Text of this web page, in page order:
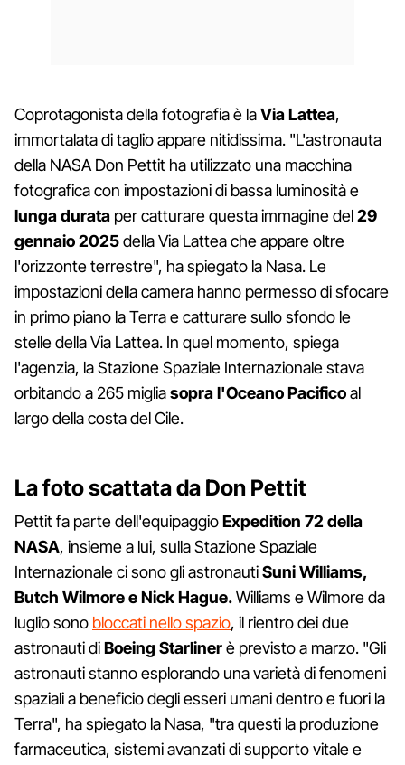
Coprotagonista della fotografia è laVia Lattea,
immortalata di taglio appare nitidissima. "L'astronauta
della NASA Don Pettit ha utilizzato una macchina
fotografica con impostazioni di bassa luminosità e
lunga durata per catturare questa immagine del29
gennaio 2025della Via Lattea che appare oltre
l'orizzonte terrestre", ha spiegato la Nasa. Le
impostazioni della camera hanno permesso di sfocare
in primo piano la Terra e catturare sullo sfondo le
stelle della Via Lattea. In quel momento, spiega
l'agenzia, la Stazione Spaziale Internazionale stava
orbitando a 265 migliasopra l'Oceano Pacificoal
largo della costa del Cile.
La foto scattata da Don Pettit
Pettit fa parte dell'equipaggioExpedition 72 della
NASA, insieme a lui, sulla Stazione Spaziale
Internazionale ci sono gli astronautiSuni Williams,
Butch Wilmore e Nick Hague.Williams e Wilmore da
luglio sono bloccati nello spazio, il rientro dei due
astronauti diBoeing Starlinerè previsto a marzo. "Gli
astronauti stanno esplorando una varietà di fenomeni
spaziali a beneficio degli esseri umani dentro e fuori la
Terra", ha spiegato la Nasa, "tra questi la produzione
farmaceutica, sistemi avanzati di supporto vitale e